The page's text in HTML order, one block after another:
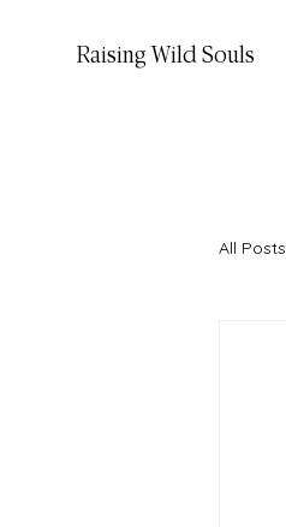
Raising Wild Souls
All Posts